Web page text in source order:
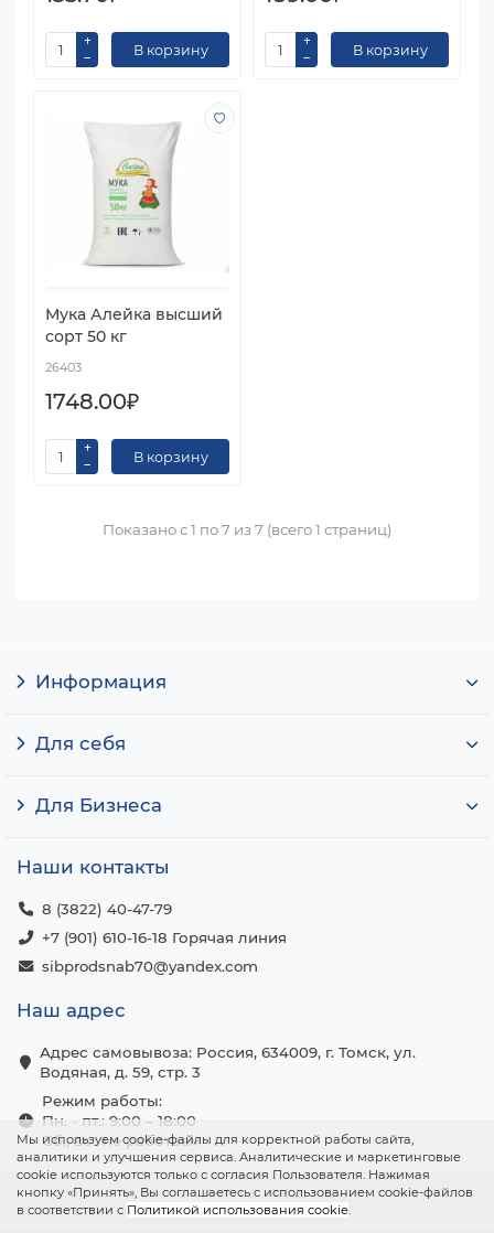
В корзину В корзину
Мука Алейка высший
сорт 50 кг
26403
1748.00₽
В корзину
Показано с 1 по 7 из 7 (всего 1 страниц)
Мы используем cookie-файлы для корректной работы сайта,
аналитики и улучшения сервиса. Аналитические и маркетинговые
cookie используются только с согласия Пользователя. Нажимая
кнопку «Принять», Вы соглашаетесь с использованием cookie-файлов
в соответствии с Политикой использования cookie.
Информация
Для себя
Для Бизнеса
Наши контакты
8 (3822) 40-47-79
+7 (901) 610-16-18 Горячая линия
sibprodsnab70@yandex.com
Наш адрес
Адрес самовывоза: Россия, 634009, г. Томск, ул.
Водяная, д. 59, стр. 3
Режим работы:
Пн. - пт.: 9:00 – 18:00
Сб., вс.: не работаем